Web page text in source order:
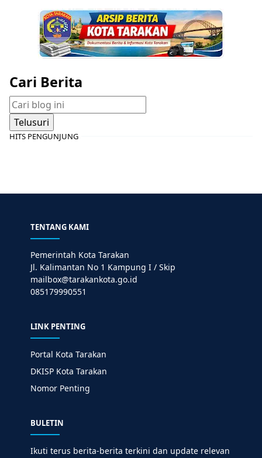
Cari Berita
HITS PENGUNJUNG
TENTANG KAMI
Pemerintah Kota Tarakan
Jl. Kalimantan No 1 Kampung I / Skip
mailbox@tarakankota.go.id
085179990551
LINK PENTING
Portal Kota Tarakan
DKISP Kota Tarakan
Nomor Penting
BULETIN
Ikuti terus berita-berita terkini dan update relevan